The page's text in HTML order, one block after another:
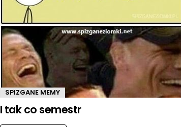
SPIZGANE MEMY
I tak co semestr